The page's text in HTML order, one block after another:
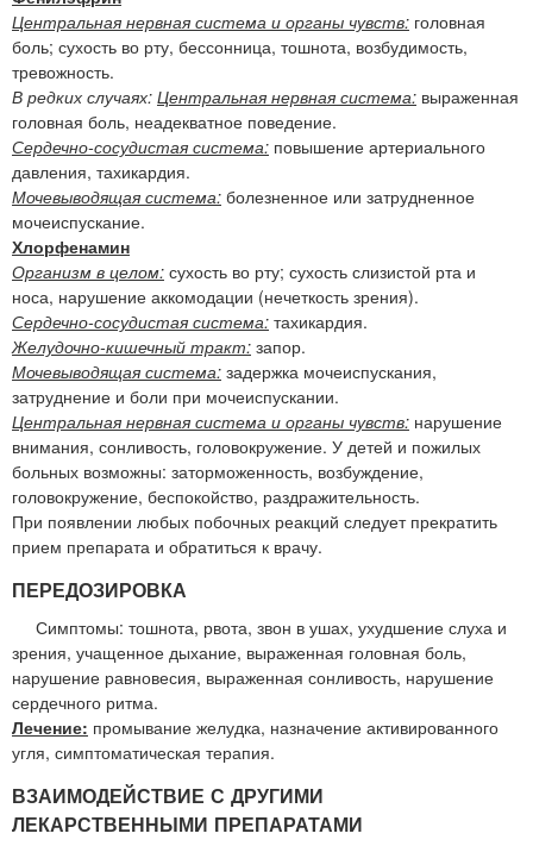
Центральная нервная система и органы чувств: головная
боль; сухость во рту, бессонница, тошнота, возбудимость,
тревожность.
В редких случаях: Центральная нервная система: выраженная
головная боль, неадекватное поведение.
Сердечно-сосудистая система: повышение артериального
давления, тахикардия.
Мочевыводящая система: болезненное или затрудненное
мочеиспускание.
Хлорфенамин
Организм в целом: сухость во рту; сухость слизистой рта и
носа, нарушение аккомодации (нечеткость зрения).
Сердечно-сосудистая система: тахикардия.
Желудочно-кишечный тракт: запор.
Мочевыводящая система: задержка мочеиспускания,
затруднение и боли при мочеиспускании.
Центральная нервная система и органы чувств: нарушение
внимания, сонливость, головокружение. У детей и пожилых
больных возможны: заторможенность, возбуждение,
головокружение, беспокойство, раздражительность.
При появлении любых побочных реакций следует прекратить
прием препарата и обратиться к врачу.
ПЕРЕДОЗИРОВКА
Симптомы: тошнота, рвота, звон в ушах, ухудшение слуха и
зрения, учащенное дыхание, выраженная головная боль,
нарушение равновесия, выраженная сонливость, нарушение
сердечного ритма.
Лечение: промывание желудка, назначение активированного
угля, симптоматическая терапия.
ВЗАИМОДЕЙСТВИЕ С ДРУГИМИ
ЛЕКАРСТВЕННЫМИ ПРЕПАРАТАМИ